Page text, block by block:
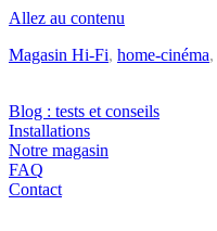
Allez au contenu
Magasin Hi-Fi, home-cinéma,
Blog : tests et conseils
Installations
Notre magasin
FAQ
Contact